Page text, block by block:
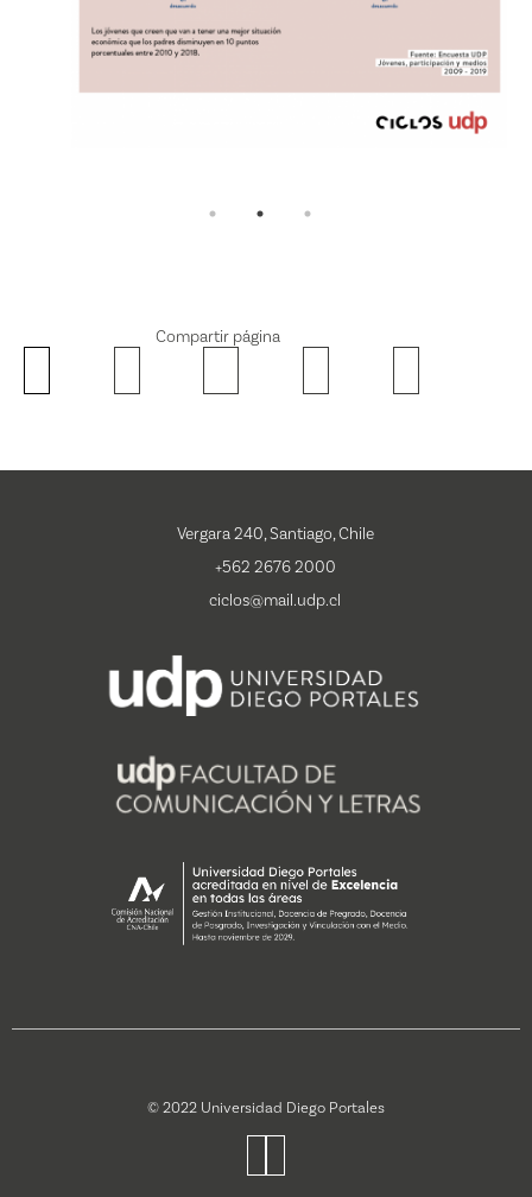
Compartir página
Vergara 240, Santiago, Chile
+562 2676 2000
ciclos@mail.udp.cl
© 2022 Universidad Diego Portales